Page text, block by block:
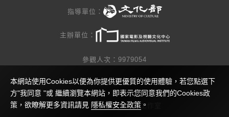
指導單位：
主辦單位：
參觀人次：9979054
隱私權公告
網站製作 / 瓜口瓜設計工作室
本網站使用Cookies以便為你提供更優質的使用體驗，若您點選下
方"我同意 "或 繼續瀏覽本網站，即表示您同意我們的Cookies政
策，欲瞭解更多資訊請見 隱私權安全政策 。